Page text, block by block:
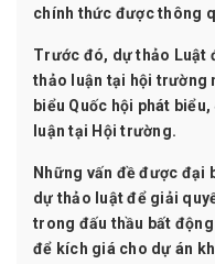
chính thức được thông
Trước đó, dự thảo Luật
thảo luận tại hội trường
biểu Quốc hội phát
luận tại Hội trường.
Những vấn đề được đại
dự thảo luật để giải
trong đấu thầu bất
để kích giá cho dự án